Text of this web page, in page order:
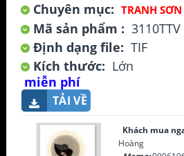
Chuyên mục: TRANH
Mã sản phẩm : 3110TTV
Định dạng file: TIF
Kích thước: Lớn
miễn phí
TẢI VỀ
Khách mua
Hoàng